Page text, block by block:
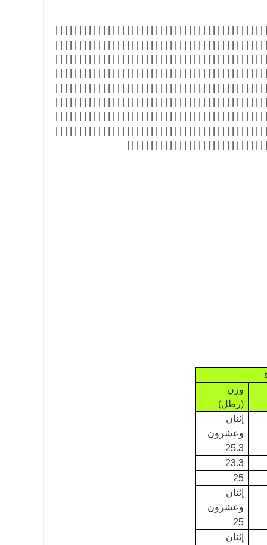
وزن
(رطل)
إثنان
وعشرون
25.3
23.3
25
إثنان
وعشرون
25
إثنان